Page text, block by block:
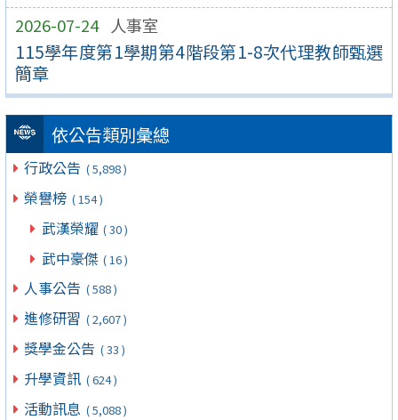
2026-07-24 人事室
115學年度第1學期第4階段第1-8次代理教師甄選
簡章
依公告類別彙總
行政公告 ( 5,898 )
榮譽榜 ( 154 )
武漢榮耀 ( 30 )
武中豪傑 ( 16 )
人事公告 ( 588 )
進修研習 ( 2,607 )
獎學金公告 ( 33 )
升學資訊 ( 624 )
活動訊息 ( 5,088 )